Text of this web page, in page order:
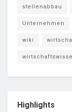
stellenabbau
Unternehmen
wiki
Highlights